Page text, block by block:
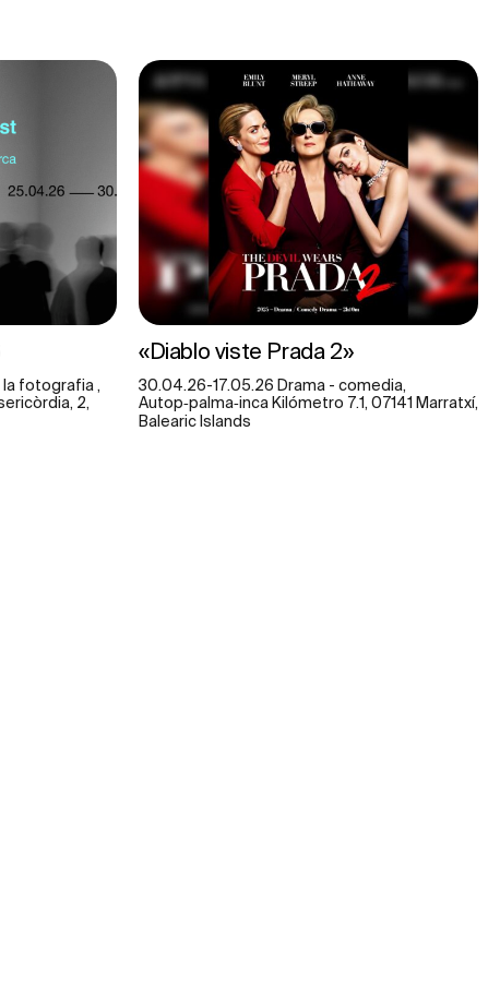
fotografia ,
2,
«Diablo viste Prada 2»
30.04.26-17.05.26 Drama - comedia,
Autop‑palma‑inca Kilómetro 7.1, 07141 Marratxí,
Balearic Islands